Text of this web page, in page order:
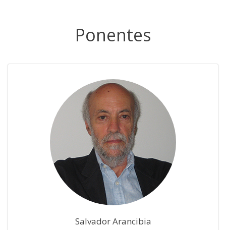
Ponentes
Salvador Arancibia